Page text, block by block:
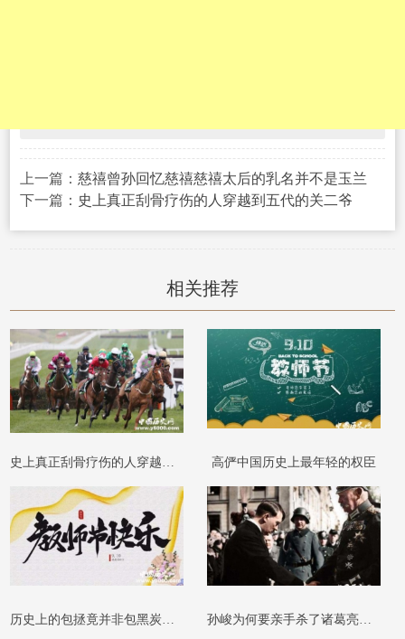
上一篇： 慈禧曾孙回忆慈禧慈禧太后的乳名并不是玉兰
下一篇： 史上真正刮骨疗伤的人穿越到五代的关二爷
相关推荐
史上真正刮骨疗伤的人穿越到五代的关二 高俨中国历史上最年轻的权臣
历史上的包拯竟并非包黑炭而是一位白面 孙峻为何要亲手杀了诸葛亮的侄儿诸葛恪